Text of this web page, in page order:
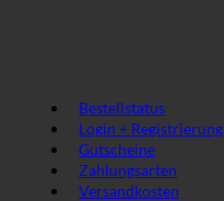
Bestellstatus
Login + Registrierung
Gutscheine
Zahlungsarten
Versandkosten